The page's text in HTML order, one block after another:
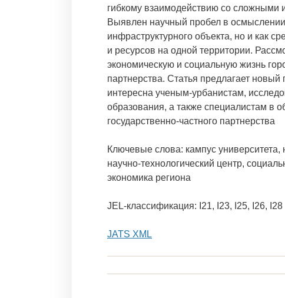
гибкому взаимодействию со сложными
Выявлен научный пробел в осмыслении
инфраструктурного объекта, но и как
и ресурсов на одной территории.
экономическую и социальную жизнь
партнерства. Статья предлагает
интересна ученым-урбанистам,
образования, а также специалистам в
государственно-частного партнерства
Ключевые слова: кампус
научно-технологический центр,
экономика региона
JEL-классификация: I21, I23, I25, I26, I28
JATS XML